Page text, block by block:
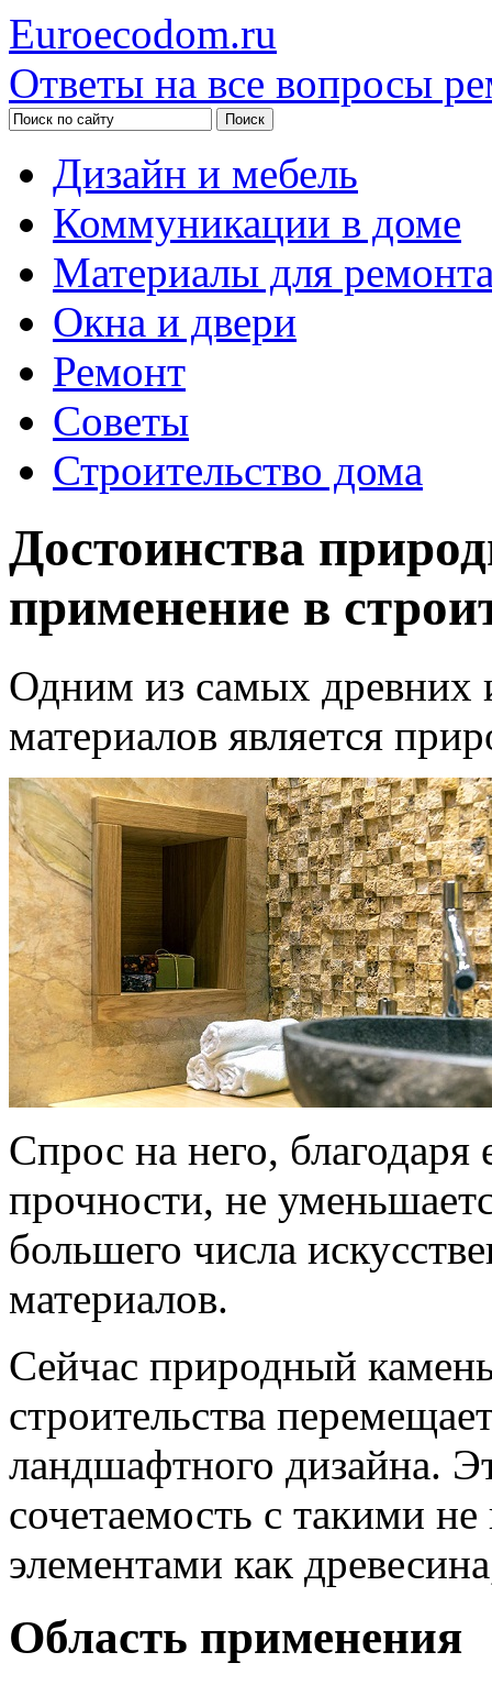
Euroecodom.ru
Ответы на все вопросы
Дизайн и мебель
Коммуникации в доме
Материалы для
Окна и двери
Ремонт
Советы
Строительство дома
Достоинства
применение в
Одним из самых древних
материалов является
Спрос на него, благодаря
прочности, не
большего числа
материалов.
Сейчас природный
строительства
ландшафтного дизайна.
сочетаемость с такими
элементами как
Область применения